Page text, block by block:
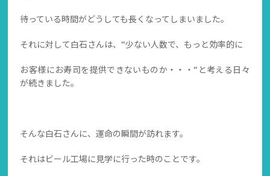
待っている時間がどうしても長くなってしまいました。
それに対して白石さんは、“少ない人数で、もっと効率的に
お客様にお寿司を提供できないものか・・・“と考える日々
が続きました。
そんな白石さんに、運命の瞬間が訪れます。
それはビール工場に見学に行った時のことです。